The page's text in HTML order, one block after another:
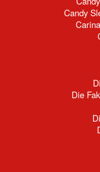
Candy
Die